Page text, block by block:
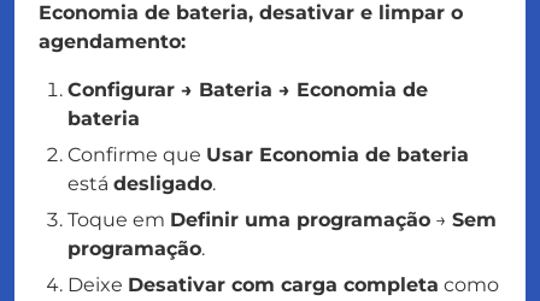
Economia de bateria, desativar e limpar o
agendamento:
Configurar → Bateria → Economia de
bateria
Confirme que Usar Economia de bateria
está desligado.
Toque em Definir uma programação → Sem
programação.
Deixe Desativar com carga completa como